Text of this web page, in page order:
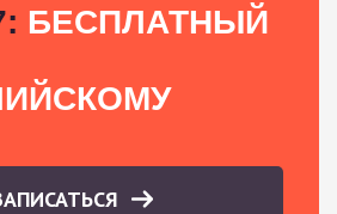
БЕСПЛАТНЫЙ